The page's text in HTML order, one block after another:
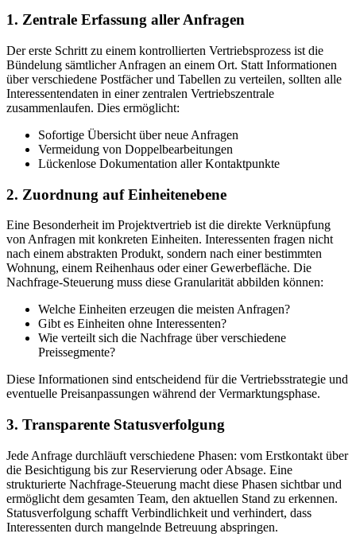
1. Zentrale Erfassung aller Anfragen
Der erste Schritt zu einem kontrollierten Vertriebsprozess ist die
Bündelung sämtlicher Anfragen an einem Ort. Statt Informationen
über verschiedene Postfächer und Tabellen zu verteilen, sollten alle
Interessentendaten in einer zentralen Vertriebszentrale
zusammenlaufen. Dies ermöglicht:
Sofortige Übersicht über neue Anfragen
Vermeidung von Doppelbearbeitungen
Lückenlose Dokumentation aller Kontaktpunkte
2. Zuordnung auf Einheitenebene
Eine Besonderheit im Projektvertrieb ist die direkte Verknüpfung
von Anfragen mit konkreten Einheiten. Interessenten fragen nicht
nach einem abstrakten Produkt, sondern nach einer bestimmten
Wohnung, einem Reihenhaus oder einer Gewerbefläche. Die
Nachfrage-Steuerung muss diese Granularität abbilden können:
Welche Einheiten erzeugen die meisten Anfragen?
Gibt es Einheiten ohne Interessenten?
Wie verteilt sich die Nachfrage über verschiedene
Preissegmente?
Diese Informationen sind entscheidend für die Vertriebsstrategie und
eventuelle Preisanpassungen während der Vermarktungsphase.
3. Transparente Statusverfolgung
Jede Anfrage durchläuft verschiedene Phasen: vom Erstkontakt über
die Besichtigung bis zur Reservierung oder Absage. Eine
strukturierte Nachfrage-Steuerung macht diese Phasen sichtbar und
ermöglicht dem gesamten Team, den aktuellen Stand zu erkennen.
Statusverfolgung schafft Verbindlichkeit und verhindert, dass
Interessenten durch mangelnde Betreuung abspringen.